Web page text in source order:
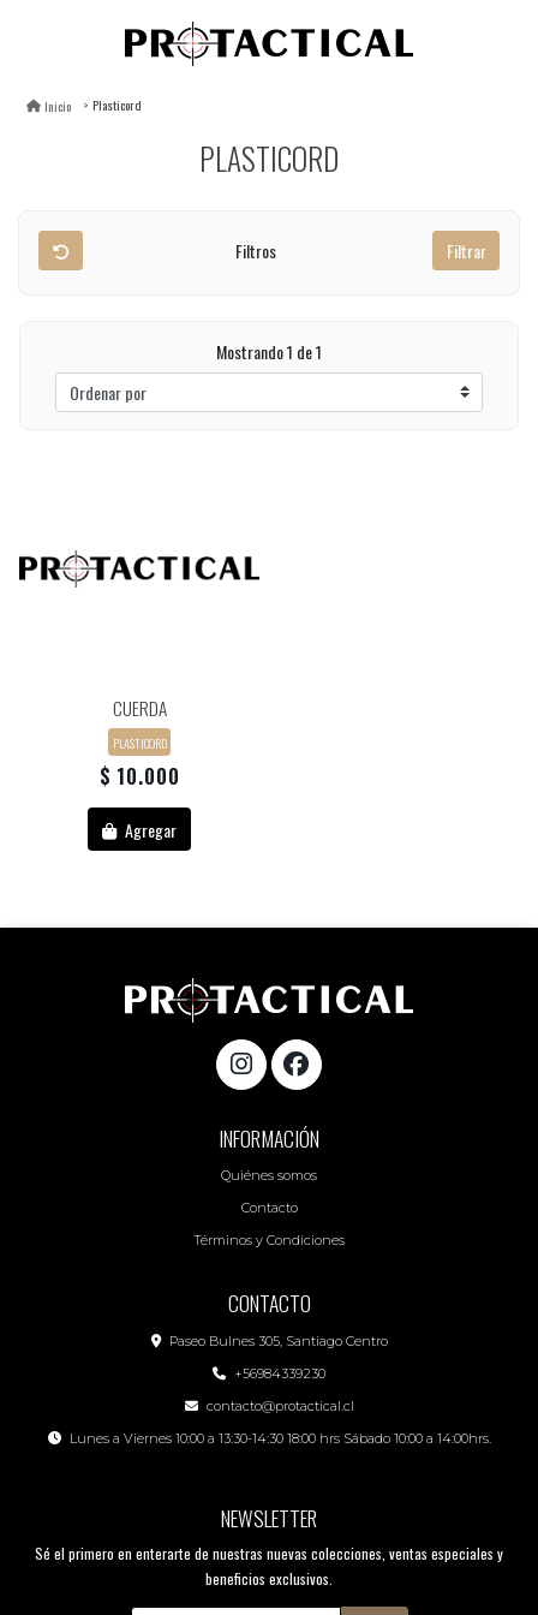
Inicio Plasticord
PLASTICORD
Filtros Filtrar
Mostrando 1 de 1
CUERDA
PLASTICORD
$ 10.000
Agregar
INFORMACIÓN
Quiénes somos
Contacto
Términos y Condiciones
CONTACTO
Paseo Bulnes 305, Santiago Centro
+56984339230
contacto@protactical.cl
Lunes a Viernes 10:00 a 13:30-14:30 18:00 hrs Sábado 10:00 a 14:00hrs.
NEWSLETTER
Sé el primero en enterarte de nuestras nuevas colecciones, ventas especiales y
beneficios exclusivos.